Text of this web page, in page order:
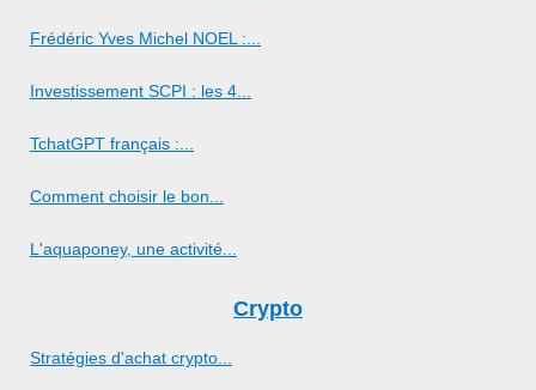
Frédéric Yves Michel NOEL :...
Investissement SCPI : les 4...
TchatGPT français :...
Comment choisir le bon...
L'aquaponey, une activité...
Crypto
Stratégies d'achat crypto...